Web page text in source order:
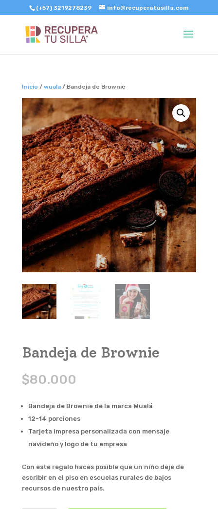
(+57) 3219278239 info@recuperatusilla.com
Inicio / wuala/ Bandeja de Brownie
Bandeja de Brownie
$80.000
Bandeja de Brownie de la marca Wualá
12-14 porciones
Tarjeta impresa personalizada con mensaje
navideño y logo de tu empresa
Con este regalo haces posible que un niño deje de
escribir en el piso en escuelas rurales de bajos
recursos de nuestro país.